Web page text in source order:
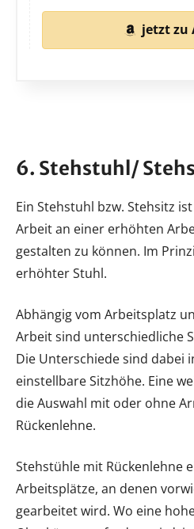
jetzt zu
6. Stehstuhl/
Ein Stehstuhl bzw. Stehsitz
Arbeit an einer erhöhten
gestalten zu können. Im
erhöhter Stuhl.
Abhängig vom Arbeitsplatz
Arbeit sind unterschiedliche
Die Unterschiede sind dabei
einstellbare Sitzhöhe. Eine
die Auswahl mit oder ohne
Rückenlehne.
Stehstühle mit Rückenlehne
Arbeitsplätze, an denen
gearbeitet wird. Wo eine